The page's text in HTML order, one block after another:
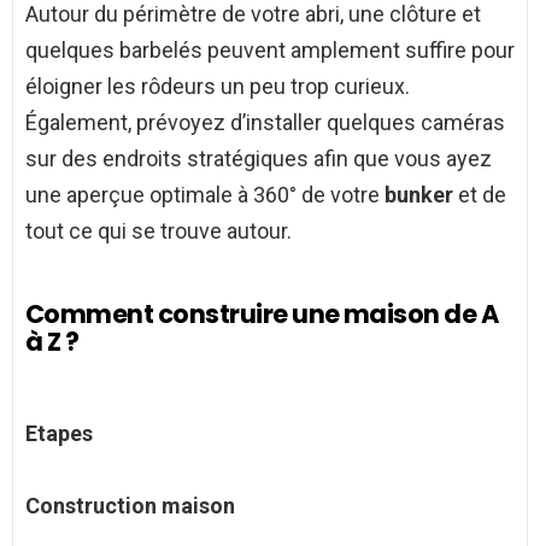
Autour du périmètre de votre abri, une clôture et
quelques barbelés peuvent amplement suffire pour
éloigner les rôdeurs un peu trop curieux.
Également, prévoyez d’installer quelques caméras
sur des endroits stratégiques afin que vous ayez
une aperçue optimale à 360° de votre bunker et de
tout ce qui se trouve autour.
Comment construire une maison de A
à Z ?
Etapes
Construction maison